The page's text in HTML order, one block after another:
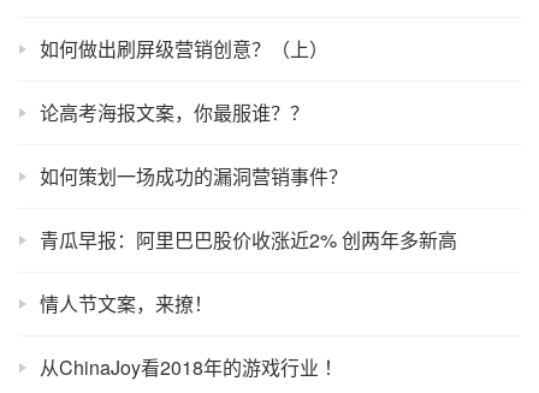
如何做出刷屏级营销创意？（上）
论高考海报文案，你最服谁？？
如何策划一场成功的漏洞营销事件？
青瓜早报：阿里巴巴股价收涨近2% 创两年多新高
情人节文案，来撩！
从ChinaJoy看2018年的游戏行业 ！